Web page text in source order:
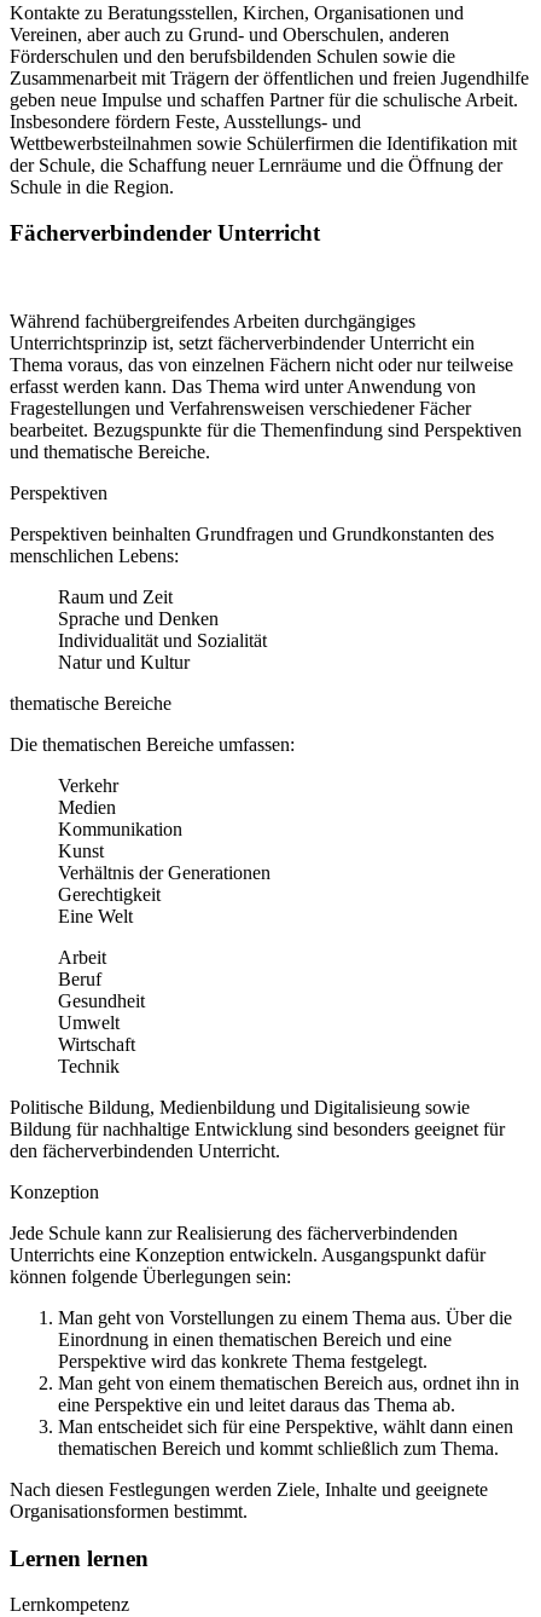
Kontakte zu Beratungsstellen, Kirchen, Organisationen und
Vereinen, aber auch zu Grund- und Oberschulen, anderen
Förderschulen und den berufsbildenden Schulen sowie die
Zusammenarbeit mit Trägern der öffentlichen und freien Jugendhilfe
geben neue Impulse und schaffen Partner für die schulische Arbeit.
Insbesondere fördern Feste, Ausstellungs- und
Wettbewerbsteilnahmen sowie Schülerfirmen die Identifikation mit
der Schule, die Schaffung neuer Lernräume und die Öffnung der
Schule in die Region.
Fächerverbindender Unterricht
Während fachübergreifendes Arbeiten durchgängiges
Unterrichtsprinzip ist, setzt fächerverbindender Unterricht ein
Thema voraus, das von einzelnen Fächern nicht oder nur teilweise
erfasst werden kann. Das Thema wird unter Anwendung von
Fragestellungen und Verfahrensweisen verschiedener Fächer
bearbeitet. Bezugspunkte für die Themenfindung sind Perspektiven
und thematische Bereiche.
Perspektiven
Perspektiven beinhalten Grundfragen und Grundkonstanten des
menschlichen Lebens:
Raum und Zeit
Sprache und Denken
Individualität und Sozialität
Natur und Kultur
thematische Bereiche
Die thematischen Bereiche umfassen:
Verkehr
Medien
Kommunikation
Kunst
Verhältnis der Generationen
Gerechtigkeit
Eine Welt
Arbeit
Beruf
Gesundheit
Umwelt
Wirtschaft
Technik
Politische Bildung, Medienbildung und Digitalisieung sowie
Bildung für nachhaltige Entwicklung sind besonders geeignet für
den fächerverbindenden Unterricht.
Konzeption
Jede Schule kann zur Realisierung des fächerverbindenden
Unterrichts eine Konzeption entwickeln. Ausgangspunkt dafür
können folgende Überlegungen sein:
Man geht von Vorstellungen zu einem Thema aus. Über die
Einordnung in einen thematischen Bereich und eine
Perspektive wird das konkrete Thema festgelegt.
Man geht von einem thematischen Bereich aus, ordnet ihn in
eine Perspektive ein und leitet daraus das Thema ab.
Man entscheidet sich für eine Perspektive, wählt dann einen
thematischen Bereich und kommt schließlich zum Thema.
Nach diesen Festlegungen werden Ziele, Inhalte und geeignete
Organisationsformen bestimmt.
Lernen lernen
Lernkompetenz